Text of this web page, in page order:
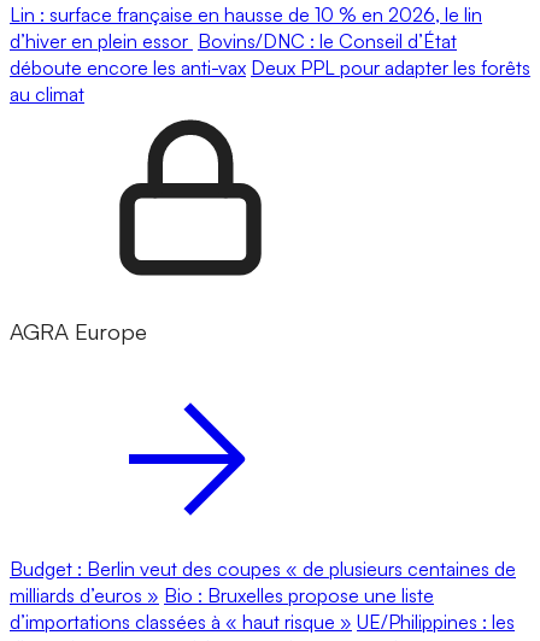
Lin : surface française en hausse de 10 % en 2026, le lin
d’hiver en plein essor Bovins/DNC : le Conseil d’État
déboute encore les anti-vax Deux PPL pour adapter les forêts
au climat
AGRA Europe
Budget : Berlin veut des coupes « de plusieurs centaines de
milliards d’euros » Bio : Bruxelles propose une liste
d’importations classées à « haut risque » UE/Philippines : les